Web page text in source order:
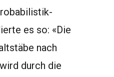
es so: «Die
nach
durch die